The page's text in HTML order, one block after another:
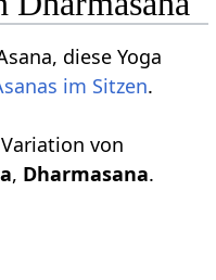
diese Yoga
im Sitzen.
von
, Dharmasana.